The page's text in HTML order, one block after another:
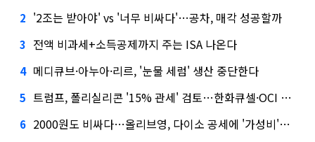
2 '2조는 받아야' vs '너무 비싸다'…공차, 매각 성공할까
3 전액 비과세+소득공제까지 주는 ISA 나온다
4 메디큐브·아누아·리르, '눈물 세럼' 생산 중단한다
5 트럼프, 폴리실리콘 '15% 관세' 검토…한화큐셀·OCI 영향은?
6 2000원도 비싸다…올리브영, 다이소 공세에 '가성비'로 맞불